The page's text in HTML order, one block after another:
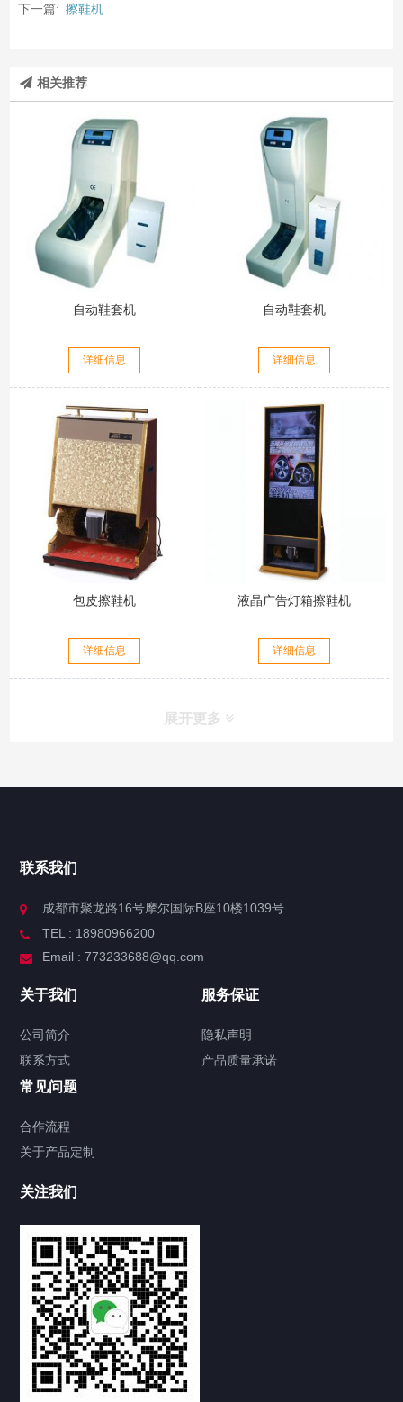
下一篇: 擦鞋机
相关推荐
自动鞋套机
详细信息
自动鞋套机
详细信息
包皮擦鞋机
详细信息
液晶广告灯箱擦鞋机
详细信息
展开更多
联系我们
成都市聚龙路16号摩尔国际B座10楼1039号
TEL : 18980966200
Email : 773233688@qq.com
关于我们
公司简介
联系方式
服务保证
隐私声明
产品质量承诺
常见问题
合作流程
关于产品定制
关注我们